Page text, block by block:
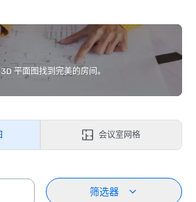
平面图找到完美的房间。
会议室网格
筛选器